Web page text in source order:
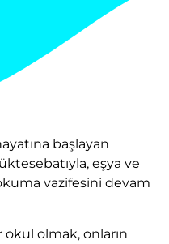
başlayan
eşya ve
vazifesini devam
okul olmak, onların